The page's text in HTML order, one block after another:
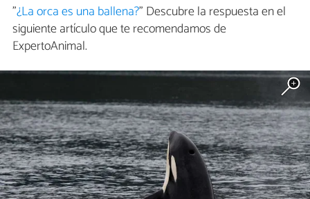
"¿La orca es una ballena?" Descubre la respuesta en el
siguiente artículo que te recomendamos de
ExpertoAnimal.